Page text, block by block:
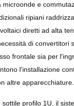
microonde e
ripiani
diretti ad alta
di convertitori
frontale sia per
l'installazione
altre apparecchiature.
sottile profilo 1U, il